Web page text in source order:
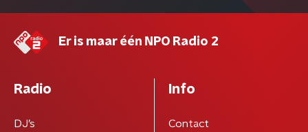
Er is maar één NPO Radio 2
Radio
DJ’s
Info
Contact